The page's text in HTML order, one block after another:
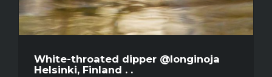
White-throated dipper @longinoja
Helsinki, Finland . .